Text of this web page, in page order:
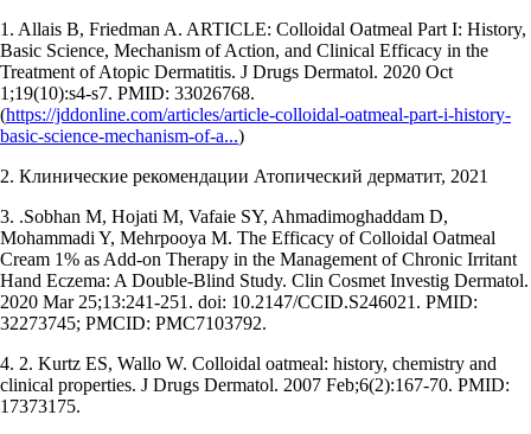
1. Allais B, Friedman A. ARTICLE: Colloidal Oatmeal Part I: History,
Basic Science, Mechanism of Action, and Clinical Efficacy in the
Treatment of Atopic Dermatitis. J Drugs Dermatol. 2020 Oct
1;19(10):s4-s7. PMID: 33026768.
(https://jddonline.com/articles/article-colloidal-oatmeal-part-i-history-
basic-science-mechanism-of-a...)
2. Клинические рекомендации Атопический дерматит, 2021
3. .Sobhan M, Hojati M, Vafaie SY, Ahmadimoghaddam D,
Mohammadi Y, Mehrpooya M. The Efficacy of Colloidal Oatmeal
Cream 1% as Add-on Therapy in the Management of Chronic Irritant
Hand Eczema: A Double-Blind Study. Clin Cosmet Investig Dermatol.
2020 Mar 25;13:241-251. doi: 10.2147/CCID.S246021. PMID:
32273745; PMCID: PMC7103792.
4. 2. Kurtz ES, Wallo W. Colloidal oatmeal: history, chemistry and
clinical properties. J Drugs Dermatol. 2007 Feb;6(2):167-70. PMID:
17373175.